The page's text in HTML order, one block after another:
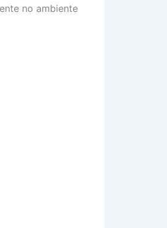
no ambiente